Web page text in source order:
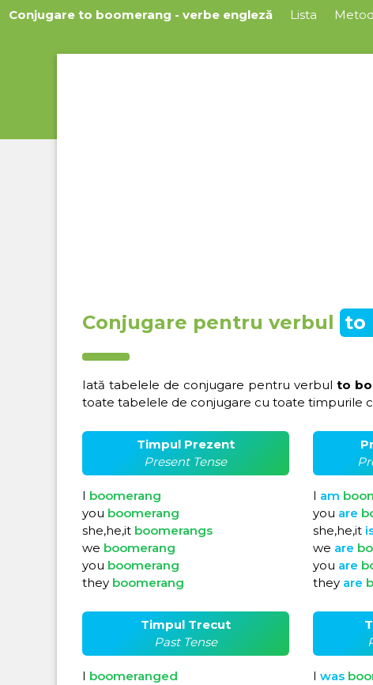
Conjugare to boomerang - verbe engleză Lista
Conjugare pentru verbul to
Iată tabelele de conjugare pentru verbul to
toate tabelele de conjugare cu toate timpurile
Timpul Prezent
Present Tense
I boomerang
you boomerang
she,he,it boomerangs
we boomerang
you boomerang
they boomerang
I am
you are
she,he,it
we are
you are
they are
Timpul Trecut
Past Tense
I boomeranged
I was